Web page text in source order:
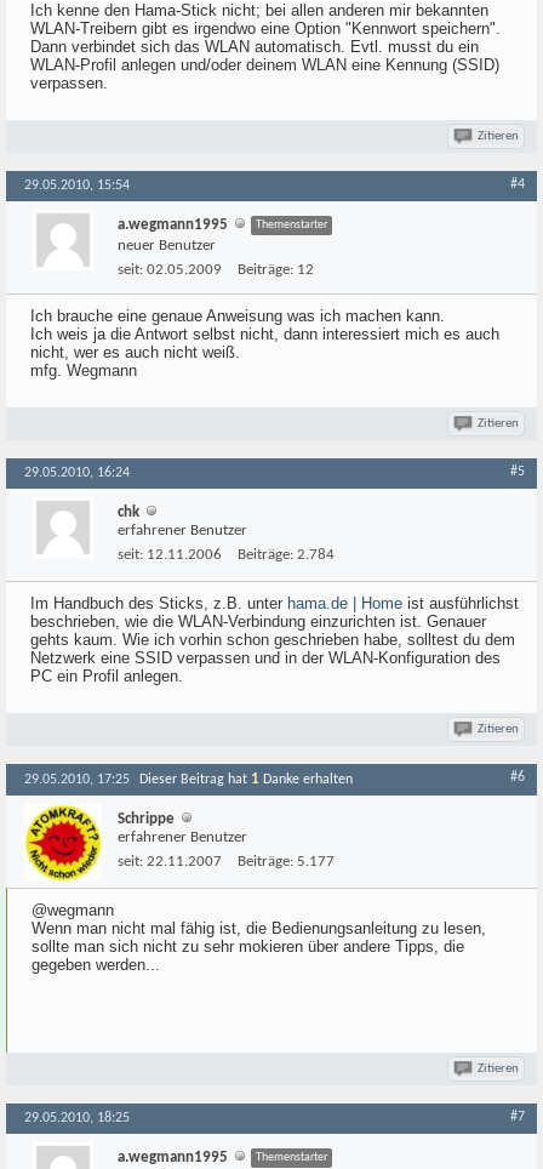
Ich kenne den Hama-Stick nicht; bei allen anderen mir bekannten
WLAN-Treibern gibt es irgendwo eine Option "Kennwort speichern".
Dann verbindet sich das WLAN automatisch. Evtl. musst du ein
WLAN-Profil anlegen und/oder deinem WLAN eine Kennung (SSID)
verpassen.
Zitieren
29.05.2010, 15:54 #4
a.wegmann1995 Themenstarter
neuer Benutzer
seit: 02.05.2009 Beiträge: 12
Ich brauche eine genaue Anweisung was ich machen kann.
Ich weis ja die Antwort selbst nicht, dann interessiert mich es auch
nicht, wer es auch nicht weiß.
mfg. Wegmann
Zitieren
29.05.2010, 16:24 #5
chk
erfahrener Benutzer
seit: 12.11.2006 Beiträge: 2.784
Im Handbuch des Sticks, z.B. unter hama.de | Home ist ausführlichst
beschrieben, wie die WLAN-Verbindung einzurichten ist. Genauer
gehts kaum. Wie ich vorhin schon geschrieben habe, solltest du dem
Netzwerk eine SSID verpassen und in der WLAN-Konfiguration des
PC ein Profil anlegen.
Zitieren
29.05.2010, 17:25 Dieser Beitrag hat 1 Danke erhalten #6
Schrippe
erfahrener Benutzer
seit: 22.11.2007 Beiträge: 5.177
@wegmann
Wenn man nicht mal fähig ist, die Bedienungsanleitung zu lesen,
sollte man sich nicht zu sehr mokieren über andere Tipps, die
gegeben werden...
Zitieren
29.05.2010, 18:25 #7
a.wegmann1995 Themenstarter